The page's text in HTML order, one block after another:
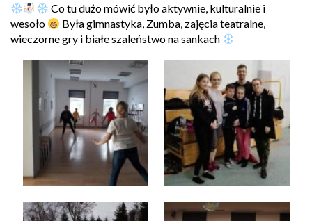
Co tu dużo mówić było aktywnie, kulturalnie i
wesoło
Była gimnastyka, Zumba, zajęcia teatralne,
wieczorne gry i białe szaleństwo na sankach